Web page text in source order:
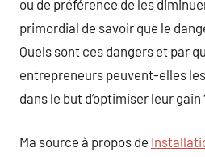
ou de préférence de les
primordial de savoir que le
Quels sont ces dangers et par
entrepreneurs peuvent-elles
dans le but d’optimiser leur gain
Ma source à propos de